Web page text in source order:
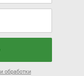
обработки